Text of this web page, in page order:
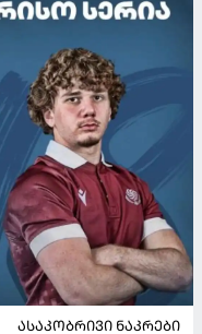
ᲐᲡᲐᲙᲝᲑᲠᲘᲕᲘ ᲜᲐᲙᲠᲔᲑᲘ